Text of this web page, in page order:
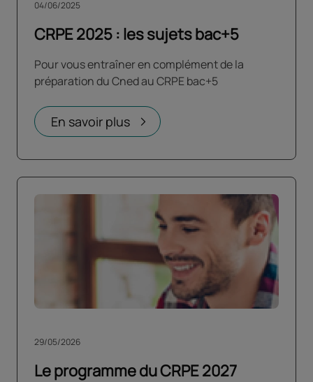
CRPE 2025 : les sujets bac+5
04/06/2025
Pour vous entraîner en complément de la
préparation du Cned au CRPE bac+5
En savoir plus
Le programme du CRPE 2027
29/05/2026